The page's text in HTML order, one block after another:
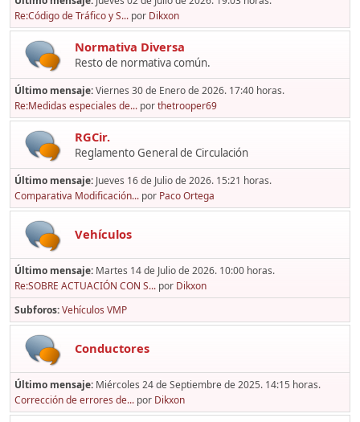
Re:Código de Tráfico y S... por Dikxon
Normativa Diversa
Resto de normativa común.
Último mensaje:Viernes 30 de Enero de 2026. 17:40 horas.
Re:Medidas especiales de... porthetrooper69
RGCir.
Reglamento General de Circulación
Último mensaje: Jueves 16 de Julio de 2026. 15:21 horas.
Comparativa Modificación... por Paco Ortega
Vehículos
Último mensaje: Martes 14 de Julio de 2026. 10:00 horas.
Re:SOBRE ACTUACIÓN CON S... por Dikxon
Subforos Vehículos VMP
Conductores
Último mensaje: Miércoles 24 de Septiembre de 2025. 14:15 horas.
Corrección de errores de... por Dikxon